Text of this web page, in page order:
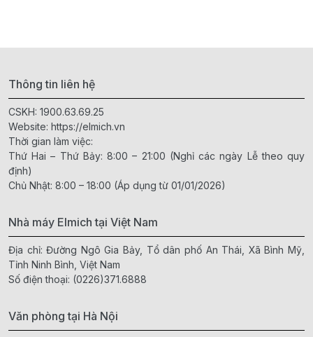
Thông tin liên hệ
CSKH: 1900.63.69.25
Website: https://elmich.vn
Thời gian làm việc:
Thứ Hai – Thứ Bảy: 8:00 – 21:00 (Nghỉ các ngày Lễ theo quy
định)
Chủ Nhật: 8:00 – 18:00 (Áp dụng từ 01/01/2026)
Nhà máy Elmich tại Việt Nam
Địa chỉ: Đường Ngô Gia Bảy, Tổ dân phố An Thái, Xã Bình Mỹ,
Tỉnh Ninh Bình, Việt Nam
Số điện thoại: (0226)371.6888
Văn phòng tại Hà Nội